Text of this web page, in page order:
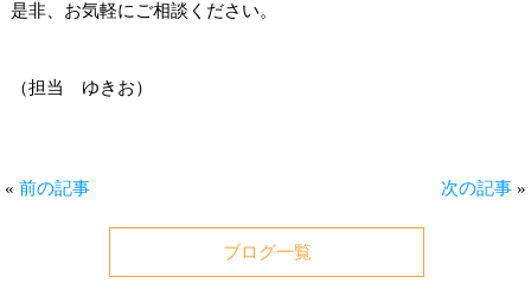
是非、お気軽にご相談ください。
（担当 ゆきお）
«前の記事 次の記事»
ブログ一覧